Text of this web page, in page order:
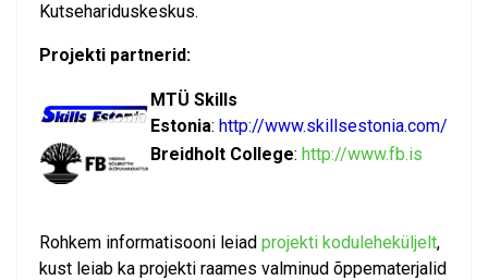
Kutsehariduskeskus.
Projekti partnerid:
MTÜ Skills
Estonia: http://www.skillsestonia.com/
Breidholt College: http://www.fb.is
Rohkem informatisooni leiad projekti koduleheküljelt,
kust leiab ka projekti raames valminud õppematerjalid